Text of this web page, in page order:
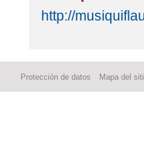
http://
Protección de datos Mapa del